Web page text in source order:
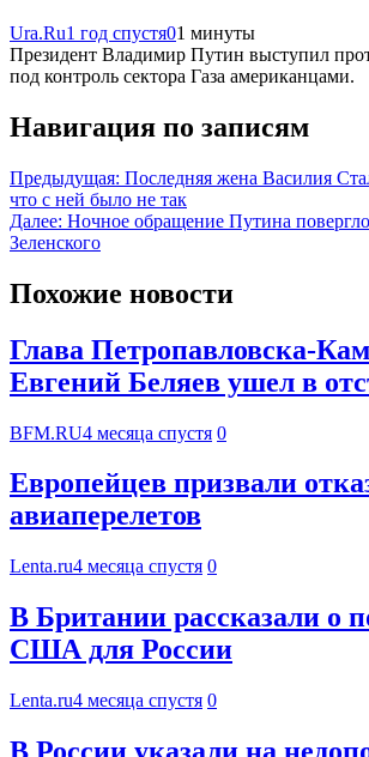
Ura.Ru1 год спустя01 минуты
Президент Владимир Путин выступил
под контроль сектора Газа американцами.
Навигация по записям
Предыдущая: Последняя жена Василия
что с ней было не так
Далее: Ночное обращение Путина
Зеленского
Похожие новости
Глава Петропавловска-
Евгений Беляев ушел в
BFM.RU4 месяца спустя 0
Европейцев призвали
авиаперелетов
Lenta.ru4 месяца спустя 0
В Британии рассказали о
США для России
Lenta.ru4 месяца спустя 0